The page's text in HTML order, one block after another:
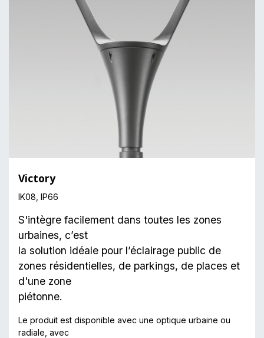
​Victory
IK08, IP66
S'intègre facilement dans toutes les zones
urbaines, c’est
la solution idéale pour l’éclairage public de
zones résidentielles, de parkings, de places et
d'une zone
piétonne.
Le produit est disponible avec une optique urbaine ou
radiale, avec